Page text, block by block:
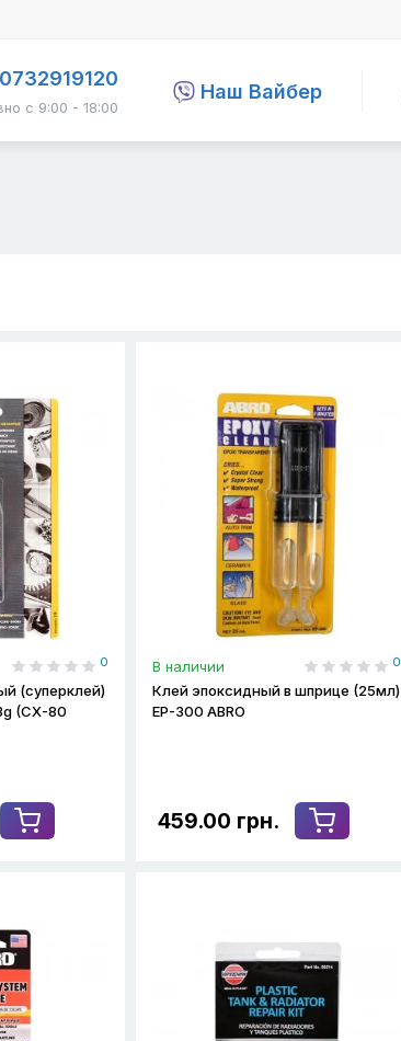
с 9:00 - 18:00
Наш Вайбер
0
(суперклей)
(CX-80
В наличии 0
Клей эпоксидный в шприце (25мл)
ЕР-300 ABRO
459.00 грн.